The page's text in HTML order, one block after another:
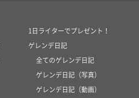
1日ライターでプレゼント！
ゲレンデ日記
全てのゲレンデ日記
ゲレンデ日記（写真）
ゲレンデ日記（動画）